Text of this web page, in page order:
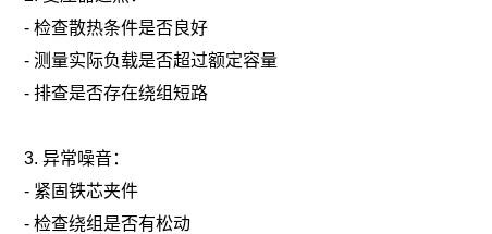
- 检查散热条件是否良好
- 测量实际负载是否超过额定容量
- 排查是否存在绕组短路
3. 异常噪音：
- 紧固铁芯夹件
- 检查绕组是否有松动